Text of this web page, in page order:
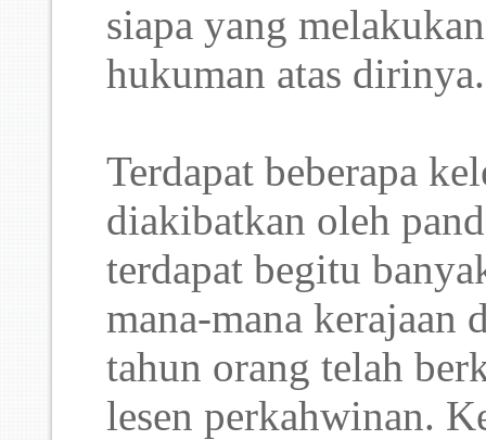
siapa yang
hukuman atas
Terdapat beberapa
diakibatkan oleh
terdapat begitu
mana-mana kerajaan
tahun orang telah
lesen perkahwinan.